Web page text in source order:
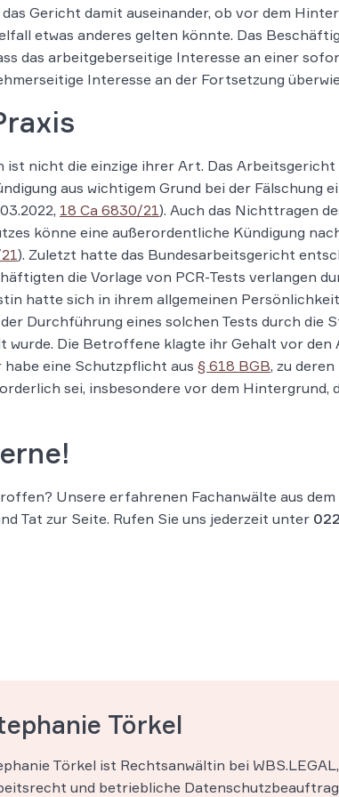
Gericht damit auseinander, ob vor dem
etwas anderes gelten könnte. Das
das arbeitgeberseitige Interesse an einer
Interesse an der Fortsetzung
ist nicht die einzige ihrer Art. Das
aus wichtigem Grund bei der Fälschung
18 Ca 6830/21). Auch das Nichttragen
könne eine außerordentliche Kündigung
). Zuletzt hatte das Bundesarbeitsgericht
die Vorlage von PCR-Tests verlangen
hatte sich in ihrem allgemeinen
Durchführung eines solchen Tests durch die
wurde. Die Betroffene klagte ihr Gehalt vor
eine Schutzpflicht aus § 618 BGB, zu
sei, insbesondere vor dem Hintergrund,
Unsere erfahrenen Fachanwälte aus
Tat zur Seite. Rufen Sie uns jederzeit unter
Törkel
Törkel ist Rechtsanwältin bei
und betriebliche